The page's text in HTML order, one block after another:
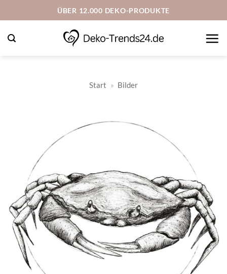
Inhalt
springen
ÜBER 12.000 DEKO-PRODUKTE
Start » Bilder